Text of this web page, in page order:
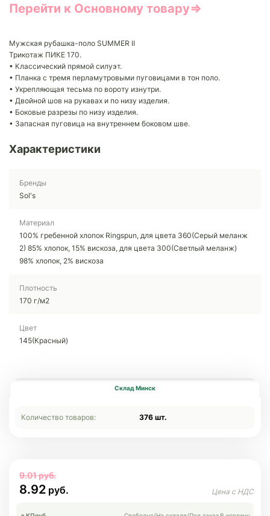
Перейти к Основному товару⇒
Мужская рубашка-поло SUMMER II
Трикотаж ПИКЕ 170.
• Классический прямой силуэт.
• Планка с тремя перламутровыми пуговицами в тон поло.
• Укрепляющая тесьма по вороту изнутри.
• Двойной шов на рукавах и по низу изделия.
• Боковые разрезы по низу изделия.
• Запасная пуговица на внутреннем боковом шве.
Характеристики
Бренды
Sol's
Материал
100% гребенной хлопок Ringspun, для цвета 360(Серый меланж
2) 85% хлопок, 15% вискоза, для цвета 300(Светлый меланж)
98% хлопок, 2% вискоза
Плотность
170 г/м2
Цвет
145(Красный)
Склад Минск
Количество товаров: 376 шт.
9.01
8.92